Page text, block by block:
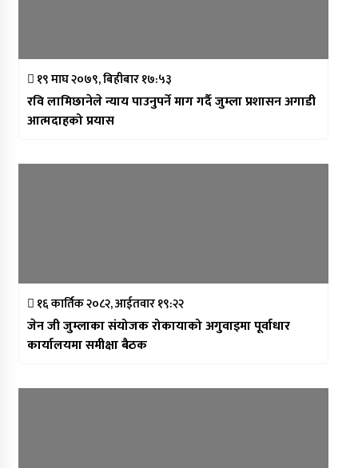
१९ माघ २०७९, बिहीबार १७:५३
रवि लामिछानेले न्याय पाउनुपर्ने माग गर्दै जुम्ला प्रशासन अगाडी
आत्मदाहको प्रयास
१६ कार्तिक २०८२, आईतवार १९:२२
जेन जी जुम्लाका संयोजक रोकायाको अगुवाइमा पूर्वाधार
कार्यालयमा समीक्षा बैठक